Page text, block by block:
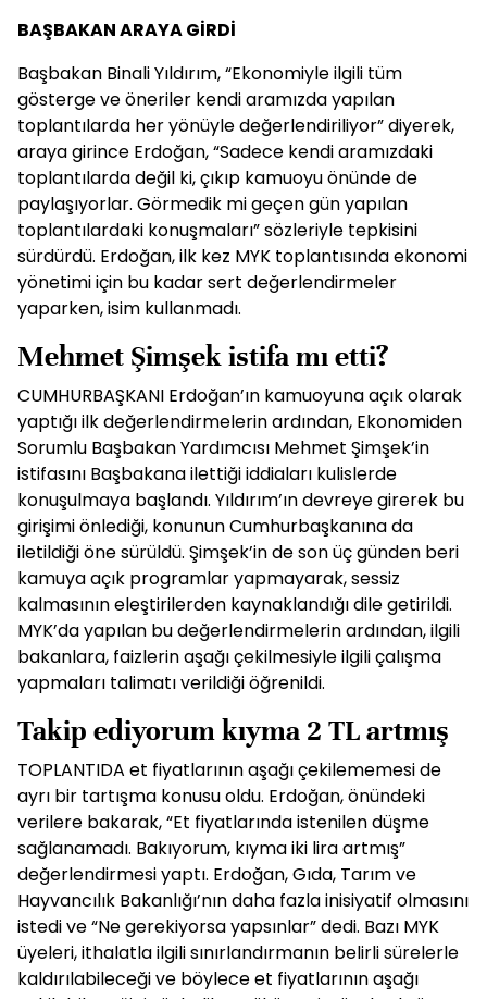
BAŞBAKAN ARAYA GİRDİ
Başbakan Binali Yıldırım, “Ekonomiyle ilgili tüm
gösterge ve öneriler kendi aramızda yapılan
toplantılarda her yönüyle değerlendiriliyor” diyerek,
araya girince Erdoğan, “Sadece kendi aramızdaki
toplantılarda değil ki, çıkıp kamuoyu önünde de
paylaşıyorlar. Görmedik mi geçen gün yapılan
toplantılardaki konuşmaları” sözleriyle tepkisini
sürdürdü. Erdoğan, ilk kez MYK toplantısında ekonomi
yönetimi için bu kadar sert değerlendirmeler
yaparken, isim kullanmadı.
Mehmet Şimşek istifa mı etti?
CUMHURBAŞKANI Erdoğan’ın kamuoyuna açık olarak
yaptığı ilk değerlendirmelerin ardından, Ekonomiden
Sorumlu Başbakan Yardımcısı Mehmet Şimşek’in
istifasını Başbakana ilettiği iddiaları kulislerde
konuşulmaya başlandı. Yıldırım’ın devreye girerek bu
girişimi önlediği, konunun Cumhurbaşkanına da
iletildiği öne sürüldü. Şimşek’in de son üç günden beri
kamuya açık programlar yapmayarak, sessiz
kalmasının eleştirilerden kaynaklandığı dile getirildi.
MYK’da yapılan bu değerlendirmelerin ardından, ilgili
bakanlara, faizlerin aşağı çekilmesiyle ilgili çalışma
yapmaları talimatı verildiği öğrenildi.
Takip ediyorum kıyma 2 TL artmış
TOPLANTIDA et fiyatlarının aşağı çekilememesi de
ayrı bir tartışma konusu oldu. Erdoğan, önündeki
verilere bakarak, “Et fiyatlarında istenilen düşme
sağlanamadı. Bakıyorum, kıyma iki lira artmış”
değerlendirmesi yaptı. Erdoğan, Gıda, Tarım ve
Hayvancılık Bakanlığı’nın daha fazla inisiyatif olmasını
istedi ve “Ne gerekiyorsa yapsınlar” dedi. Bazı MYK
üyeleri, ithalatla ilgili sınırlandırmanın belirli sürelerle
kaldırılabileceği ve böylece et fiyatlarının aşağı